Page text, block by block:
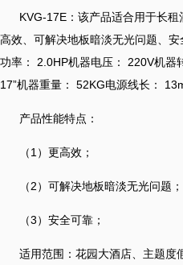
KVG-17E：该产品适合用于长
高效、可解决地板暗淡无光问题、
功率： 2.0HP机器电压： 220V机器
17”机器重量： 52KG电源线长：
产品性能特点：
（1）更高效；
（2）可解决地板暗淡无光问题；
（3）安全可靠；
适用范围：花园大酒店、主题度